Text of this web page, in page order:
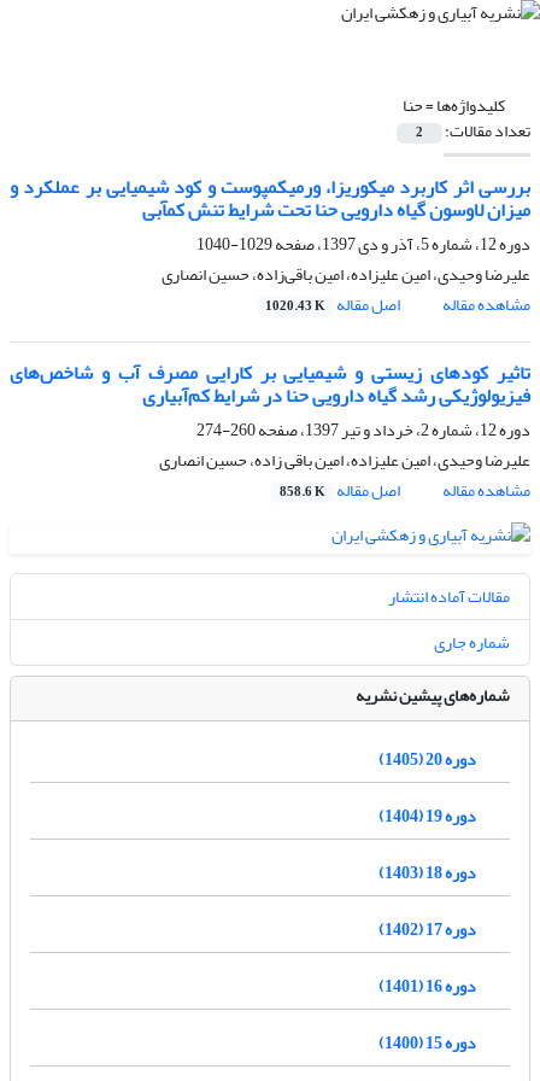
کلیدواژه‌ها =حنا
تعداد مقالات: 2
بررسی اثر کاربرد میکوریزا، ورمیکمپوست و کود شیمیایی بر عملکرد و
میزان لاوسون گیاه دارویی حنا تحت شرایط تنش کمآبی
دوره 12، شماره 5، آذر و دی 1397، صفحه
1029-1040
علیرضا وحیدی، امین علیزاده، امین باقی‌زاده، حسین انصاری
مشاهده مقاله
اصل مقاله 1020.43 K
تاثیر کودهای زیستی و شیمیایی بر کارایی مصرف آب و شاخص‌های
فیزیولوژیکی رشد گیاه دارویی حنا در شرایط کم‌آبیاری
دوره 12، شماره 2، خرداد و تیر 1397، صفحه
260-274
علیرضا وحیدی، امین علیزاده، امین باقی زاده، حسین انصاری
مشاهده مقاله
اصل مقاله 858.6 K
مقالات آماده انتشار
شماره جاری
شماره‌های پیشین نشریه
دوره 20 (1405)
دوره 19 (1404)
دوره 18 (1403)
دوره 17 (1402)
دوره 16 (1401)
دوره 15 (1400)